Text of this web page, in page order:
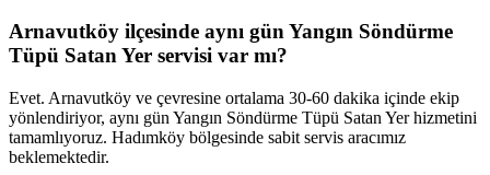
Arnavutköy ilçesinde aynı gün Yangın Söndürme
Tüpü Satan Yer servisi var mı?
Evet. Arnavutköy ve çevresine ortalama 30-60 dakika içinde ekip
yönlendiriyor, aynı gün Yangın Söndürme Tüpü Satan Yer hizmetini
tamamlıyoruz. Hadımköy bölgesinde sabit servis aracımız
beklemektedir.